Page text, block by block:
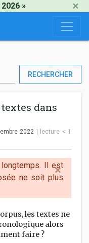
» ×
RECHERCHER
dans
2022 lecture < 1
Il est
ne soit plus
×
les textes ne
alors
faire ?